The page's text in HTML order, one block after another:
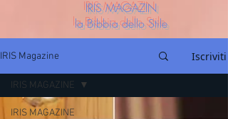
IRIS MAGAZIN
la Bibbia dello Stile
IRIS Magazine Iscriviti
IRIS MAGAZINE
IRIS MAGAZINE